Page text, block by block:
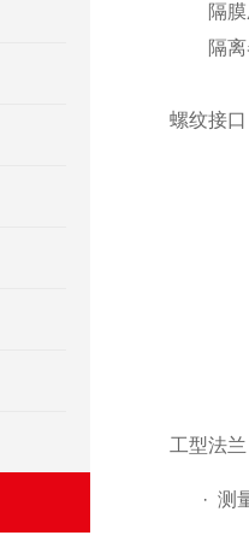
隔膜压
隔离
螺纹接
工型法
· 测